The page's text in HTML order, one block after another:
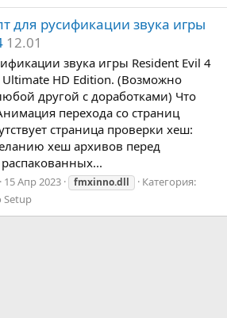
для русификации звука игры
12.01
звука игры Resident Evil 4
HD Edition. (Возможно
другой с доработками) Что
перехода со страниц
страница проверки хеш:
хеш архивов перед
15 Апр 2023 fmxinno.dll
Категория:
Setup